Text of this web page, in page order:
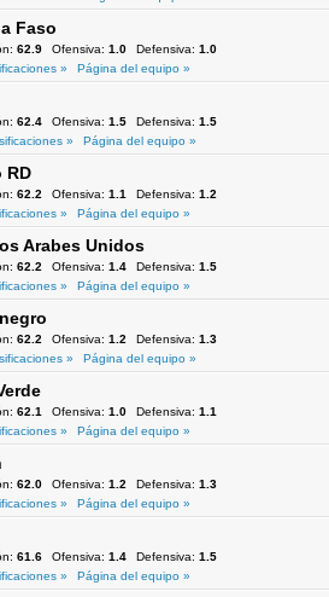
Faso
62.9 Ofensiva: 1.0 Defensiva: 1.0
»
Página del equipo »
62.4 Ofensiva: 1.5 Defensiva: 1.5
»
Página del equipo »
RD
62.2 Ofensiva: 1.1 Defensiva: 1.2
»
Página del equipo »
Arabes Unidos
62.2 Ofensiva: 1.4 Defensiva: 1.5
»
Página del equipo »
62.2 Ofensiva: 1.2 Defensiva: 1.3
»
Página del equipo »
62.1 Ofensiva: 1.0 Defensiva: 1.1
»
Página del equipo »
62.0 Ofensiva: 1.2 Defensiva: 1.3
»
Página del equipo »
61.6 Ofensiva: 1.4 Defensiva: 1.5
»
Página del equipo »